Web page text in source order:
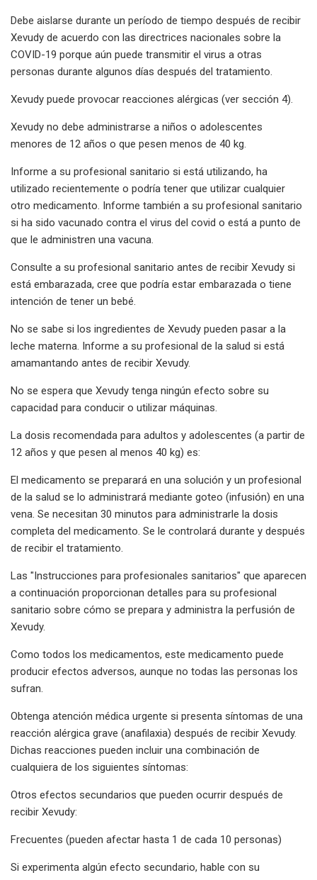
Debe aislarse durante un período de tiempo después de recibir
Xevudy de acuerdo con las directrices nacionales sobre la
COVID-19 porque aún puede transmitir el virus a otras
personas durante algunos días después del tratamiento.
Xevudy puede provocar reacciones alérgicas (ver sección 4).
Xevudy no debe administrarse a niños o adolescentes
menores de 12 años o que pesen menos de 40 kg.
Informe a su profesional sanitario si está utilizando, ha
utilizado recientemente o podría tener que utilizar cualquier
otro medicamento. Informe también a su profesional sanitario
si ha sido vacunado contra el virus del covid o está a punto de
que le administren una vacuna.
Consulte a su profesional sanitario antes de recibir Xevudy si
está embarazada, cree que podría estar embarazada o tiene
intención de tener un bebé.
No se sabe si los ingredientes de Xevudy pueden pasar a la
leche materna. Informe a su profesional de la salud si está
amamantando antes de recibir Xevudy.
No se espera que Xevudy tenga ningún efecto sobre su
capacidad para conducir o utilizar máquinas.
La dosis recomendada para adultos y adolescentes (a partir de
12 años y que pesen al menos 40 kg) es:
El medicamento se preparará en una solución y un profesional
de la salud se lo administrará mediante goteo (infusión) en una
vena. Se necesitan 30 minutos para administrarle la dosis
completa del medicamento. Se le controlará durante y después
de recibir el tratamiento.
Las "Instrucciones para profesionales sanitarios" que aparecen
a continuación proporcionan detalles para su profesional
sanitario sobre cómo se prepara y administra la perfusión de
Xevudy.
Como todos los medicamentos, este medicamento puede
producir efectos adversos, aunque no todas las personas los
sufran.
Obtenga atención médica urgente si presenta síntomas de una
reacción alérgica grave (anafilaxia) después de recibir Xevudy.
Dichas reacciones pueden incluir una combinación de
cualquiera de los siguientes síntomas:
Otros efectos secundarios que pueden ocurrir después de
recibir Xevudy:
Frecuentes (pueden afectar hasta 1 de cada 10 personas)
Si experimenta algún efecto secundario, hable con su